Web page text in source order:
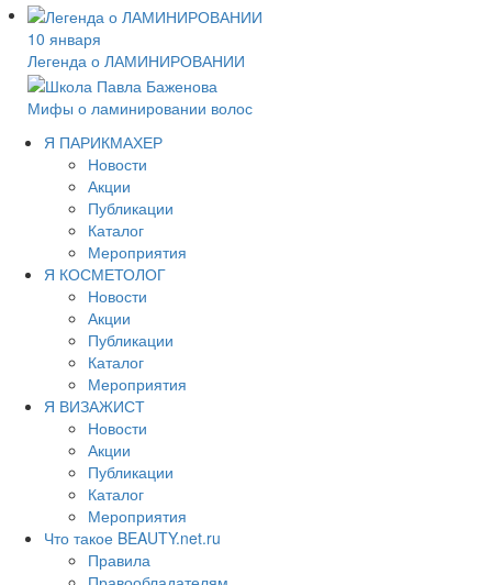
10 января
Легенда о ЛАМИНИРОВАНИИ
Мифы о ламинировании волос
Я ПАРИКМАХЕР
Новости
Акции
Публикации
Каталог
Мероприятия
Я КОСМЕТОЛОГ
Новости
Акции
Публикации
Каталог
Мероприятия
Я ВИЗАЖИСТ
Новости
Акции
Публикации
Каталог
Мероприятия
Что такое BEAUTY.net.ru
Правила